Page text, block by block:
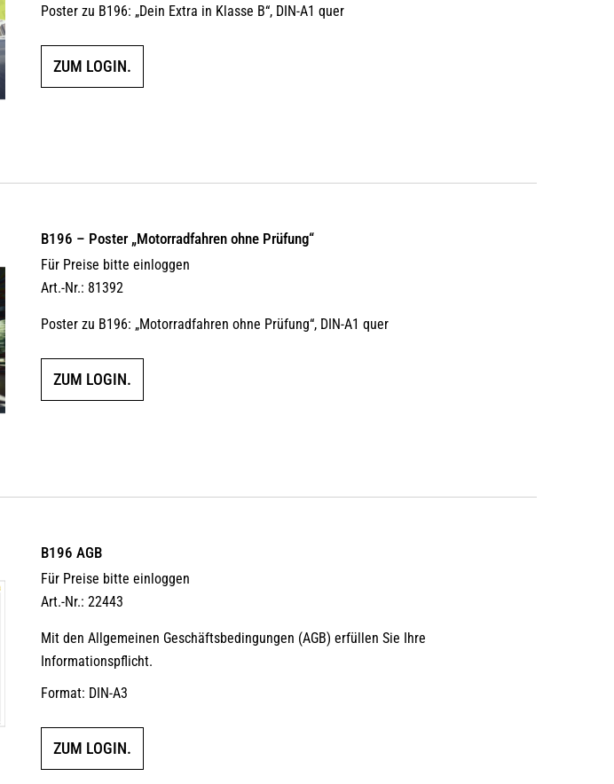
Poster zu B196: „Dein Extra in Klasse B“, DIN-A1 quer
ZUM LOGIN.
B196 – Poster „Motorradfahren ohne Prüfung“
Für Preise bitte einloggen
Art.-Nr.: 81392
Poster zu B196: „Motorradfahren ohne Prüfung“, DIN-A1 quer
ZUM LOGIN.
B196 AGB
Für Preise bitte einloggen
Art.-Nr.: 22443
Mit den Allgemeinen Geschäftsbedingungen (AGB) erfüllen Sie Ihre
Informationspflicht.
Format: DIN-A3
ZUM LOGIN.